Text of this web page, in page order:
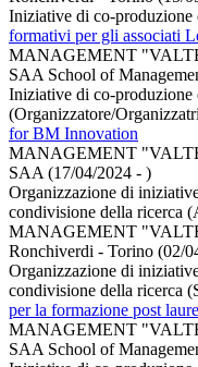
Iniziative di co-
formativi per gli associati
MANAGEMENT
SAA School of
Iniziative di co-produzione
(Organizzatore/
for BM Innovation
MANAGEMENT
SAA (17/04/2024 - )
Organizzazione di
condivisione della ricerca
MANAGEMENT
Ronchiverdi - Torino (02/
Organizzazione di
condivisione della ricerca
per la formazione post
MANAGEMENT
SAA School of